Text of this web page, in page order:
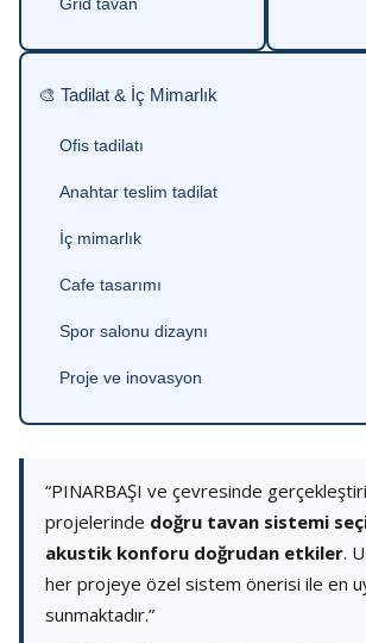
🎨 Tadilat & İç Mimarlık
Ofis tadilatı
Anahtar teslim tadilat
İç mimarlık
Cafe tasarımı
Spor salonu dizaynı
Proje ve inovasyon
“PINARBAŞI ve çevresinde
projelerinde doğru tavan sistemi
akustik konforu doğrudan etkiler.
her projeye özel sistem önerisi ile en
sunmaktadır.”